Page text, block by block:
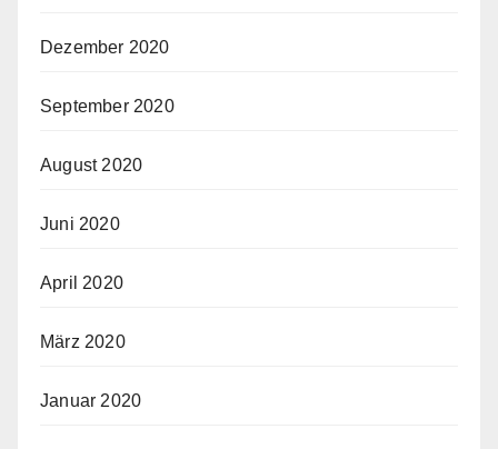
Dezember 2020
September 2020
August 2020
Juni 2020
April 2020
März 2020
Januar 2020